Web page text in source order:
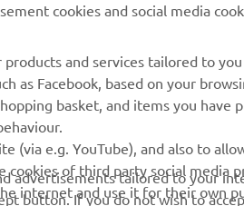
Gestionarea bateriilor
cookies and social media
and services tailored to
as Facebook, based on your
basket, and items you have
(via e.g. YouTube), and also to
cookies of third party social media
internet and use it for their own
advertisements tailored to your
button. If you do not wish to